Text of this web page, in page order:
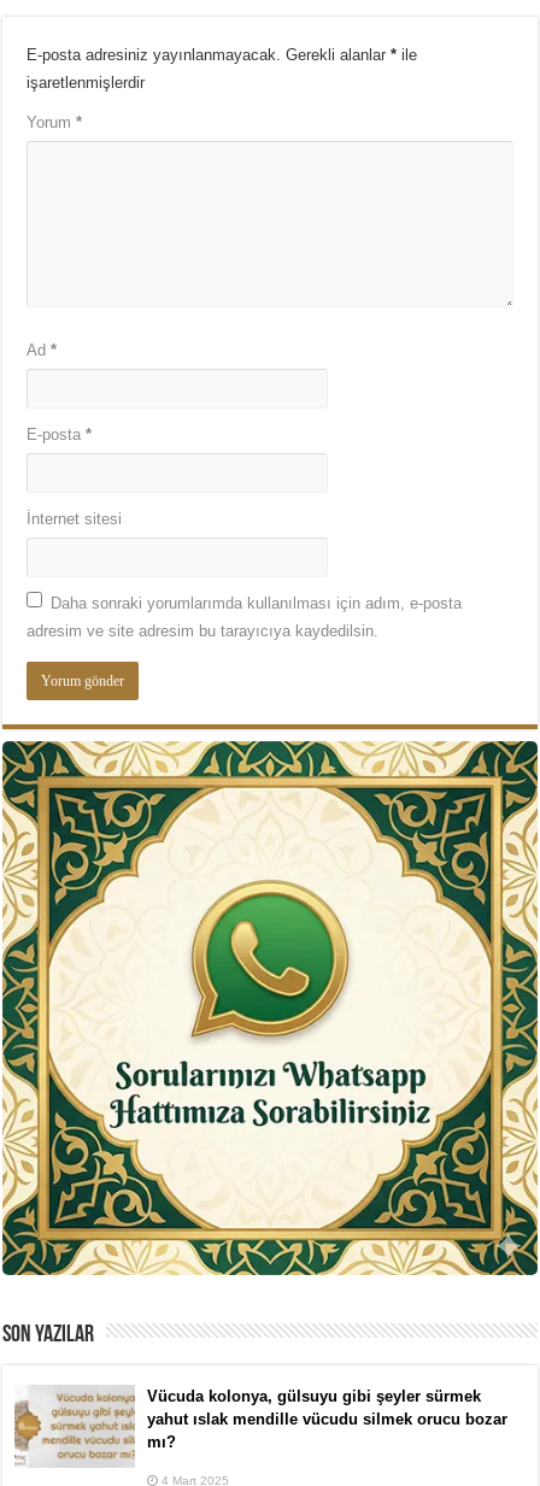
E-posta adresiniz yayınlanmayacak. Gerekli alanlar* ile
işaretlenmişlerdir
Yorum*
Ad*
E-posta*
İnternet sitesi
Daha sonraki yorumlarımda kullanılması için adım, e-posta
adresim ve site adresim bu tarayıcıya kaydedilsin.
SON YAZILAR
Vücuda kolonya, gülsuyu gibi şeyler sürmek
yahut ıslak mendille vücudu silmek orucu bozar
mı?
4 Mart 2025